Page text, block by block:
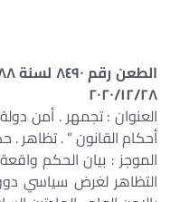
٢٠٢٠/١٢/٢٨
العنوان : تجمهر . أمن
أحكام القانون ” . تظاهر .
الموجز : بيان الحكم
التظاهر لغرض سياسي